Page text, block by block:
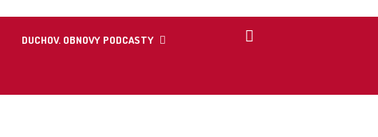
DUCHOV. OBNOVY PODCASTY